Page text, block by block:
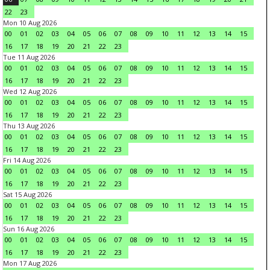
22
23
Mon 10 Aug 2026
00
01 02 03 04 05 06 07 08 09 10 11 12 13 14
15
16
17 18 19 20 21 22
23
Tue 11 Aug 2026
00
01 02 03 04 05 06 07 08 09 10 11 12 13 14
15
16
17 18 19 20 21 22
23
Wed 12 Aug 2026
00
01 02 03 04 05 06 07 08 09 10 11 12 13 14
15
16
17 18 19 20 21 22
23
Thu 13 Aug 2026
00
01 02 03 04 05 06 07 08 09 10 11 12 13 14
15
16
17 18 19 20 21 22
23
Fri 14 Aug 2026
00
01 02 03 04 05 06 07 08 09 10 11 12 13 14
15
16
17 18 19 20 21 22
23
Sat 15 Aug 2026
00
01 02 03 04 05 06 07 08 09 10 11 12 13 14
15
16
17 18 19 20 21 22
23
Sun 16 Aug 2026
00
01 02 03 04 05 06 07 08 09 10 11 12 13 14
15
16
17 18 19 20 21 22
23
Mon 17 Aug 2026